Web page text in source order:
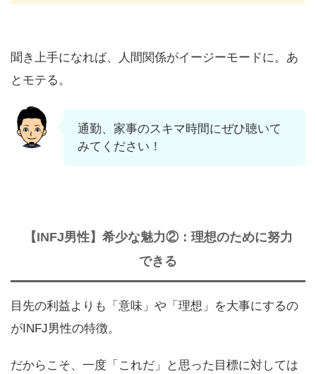
聞き上手になれば、人間関係がイージーモードに。あ
とモテる。
通勤、家事のスキマ時間にぜひ聴いて
みてください！
【INFJ男性】希少な魅力②：理想のために努力
できる
目先の利益よりも「意味」や「理想」を大事にするの
がINFJ男性の特徴。
だからこそ、一度「これだ」と思った目標に対しては